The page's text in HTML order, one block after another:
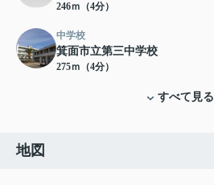
246ｍ（4分）
中学校
箕面市立第三中学校
275ｍ（4分）
すべて見る
地図